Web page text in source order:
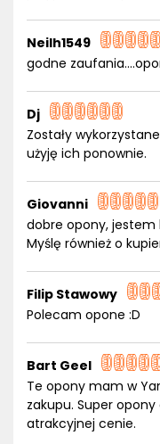
Neilh1549
godne
Dj
Zostały
użyję ich ponownie.
Giovanni
dobre opony, jestem
Myślę również o
Filip Stawowy
Polecam opone :D
Bart Geel
Te opony mam w
zakupu. Super
atrakcyjnej cenie.